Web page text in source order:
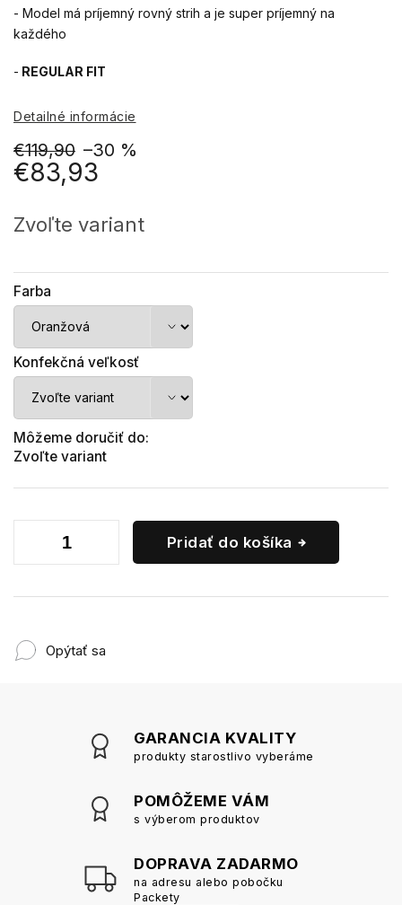
€119,90 –30 %
€83,93
cena:
Zvoľte variant
Farba
Konfekčná veľkosť
Môžeme doručiť do:
Zvoľte variant
Pridať do košíka
- Model má príjemný rovný strih a je super príjemný na
každého
- REGULAR FIT
Detailné informácie
Opýtať sa
GARANCIA KVALITY
produkty starostlivo vyberáme
POMÔŽEME VÁM
s výberom produktov
DOPRAVA ZADARMO
na adresu alebo pobočku
Packety